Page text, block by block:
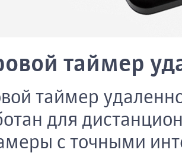
таймер
таймер
для
с точными